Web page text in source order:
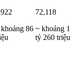
86
72,118
~ khoảng 1
tỷ 260 triệu